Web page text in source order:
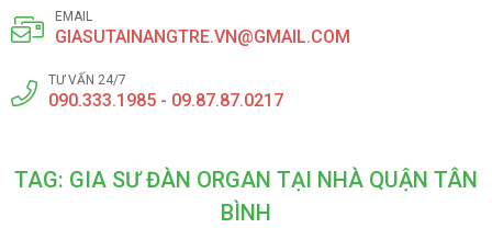
EMAIL
GIASUTAINANGTRE.VN@GMAIL.COM
TƯ VẤN 24/7
090.333.1985 - 09.87.87.0217
TAG: GIA SƯ ĐÀN ORGAN TẠI NHÀ QUẬN TÂN
BÌNH